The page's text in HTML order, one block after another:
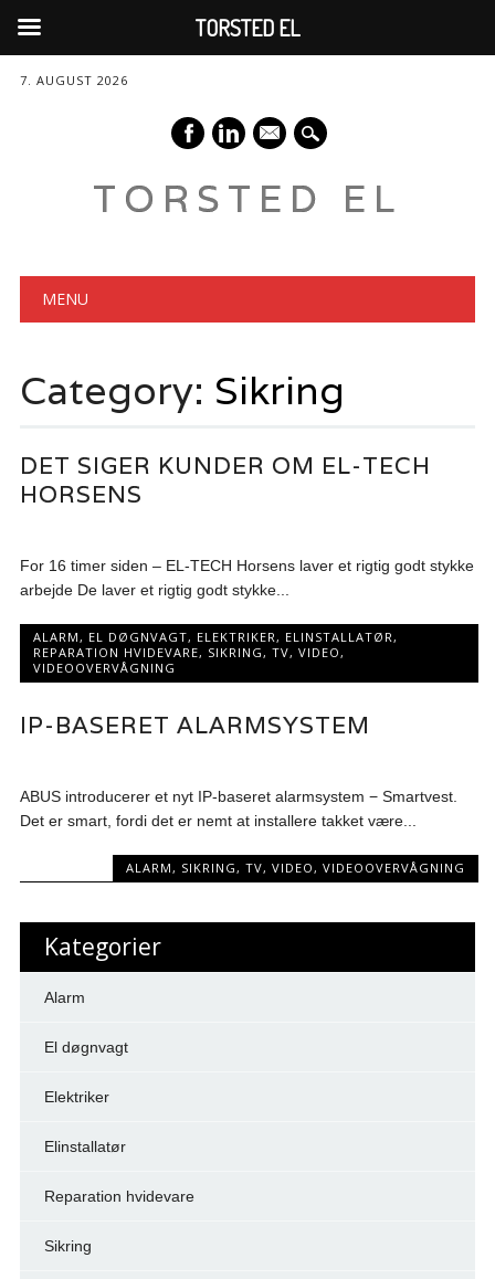
7. AUGUST 2026
mail
TORSTED EL
Main menu
MENU
Category: Sikring
DET SIGER KUNDER OM EL-TECH
HORSENS
For 16 timer siden – EL-TECH Horsens laver et rigtig godt stykke
arbejde De laver et rigtig godt stykke...
ALARM, EL DØGNVAGT, ELEKTRIKER, ELINSTALLATØR,
REPARATION HVIDEVARE, SIKRING,TV,VIDEO,
VIDEOOVERVÅGNING
IP-BASERET ALARMSYSTEM
ABUS introducerer et nyt IP-baseret alarmsystem − Smartvest.
Det er smart, fordi det er nemt at installere takket være...
ALARM, SIKRING, TV, VIDEO, VIDEOOVERVÅGNING
Kategorier
Alarm
El døgnvagt
Elektriker
Elinstallatør
Reparation hvidevare
Sikring
TORSTED EL